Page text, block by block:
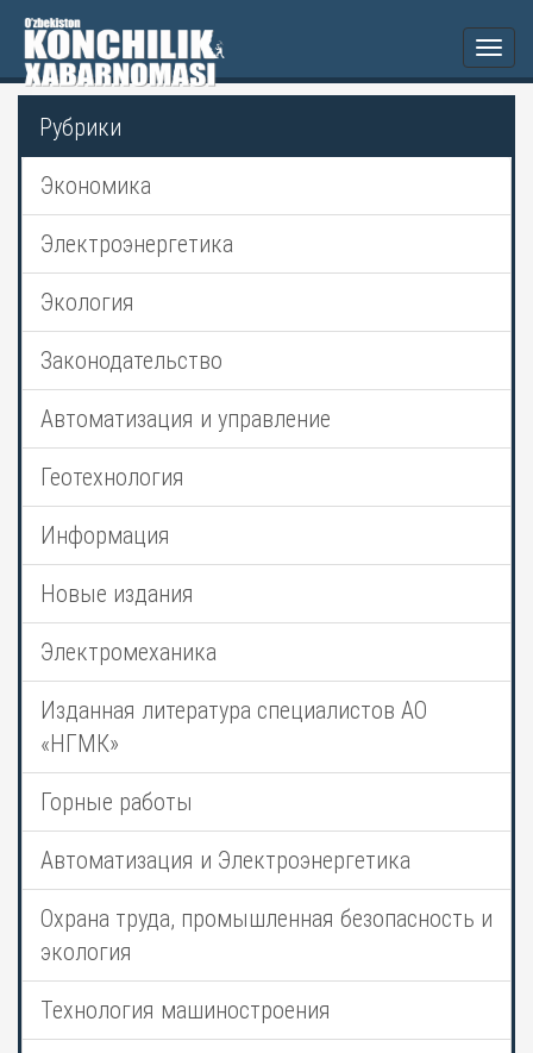
Рубрики
Экономика
Электроэнергетика
Экология
Законодательство
Автоматизация и управление
Геотехнология
Информация
Новые издания
Электромеханика
Изданная литература специалистов АО
«НГМК»
Горные работы
Автоматизация и Электроэнергетика
Охрана труда, промышленная безопасность и
экология
Технология машиностроения